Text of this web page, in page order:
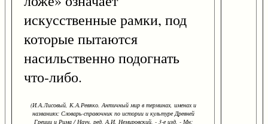
искусственные рамки, под
которые пытаются
насильственно подогнать
что-либо.
(И.А.Лисовый, К.А.Ревяко. Античный мир в терминах, именах и
названиях: Словарь-справочник по истории и культуре Древней
Греции и Рима / Науч. ред. А.И. Немировский. - 3-е изд. - Мн: